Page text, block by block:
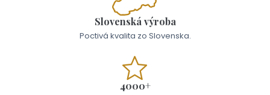
Slovenská výroba
Poctivá kvalita zo Slovenska.
4000+